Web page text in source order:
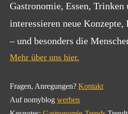
Gastronomie, Essen, Trinken
interessieren neue Konzepte,
– und besonders die
Mehr über uns hier.
Fragen, Anregungen? Kontakt
Auf nomyblog werben